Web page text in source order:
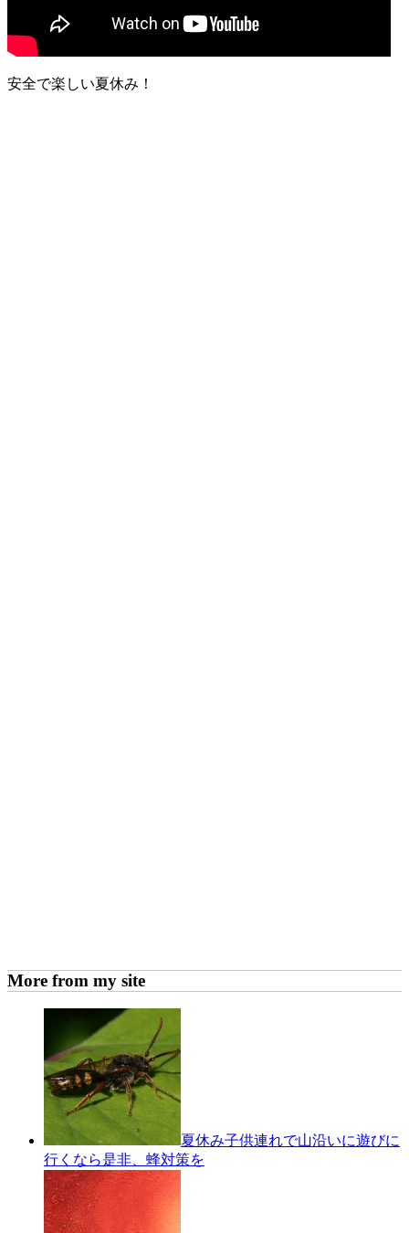
安全で楽しい夏休み！
More from my site
夏休み子供連れで山沿いに遊びに
行くなら是非、蜂対策を